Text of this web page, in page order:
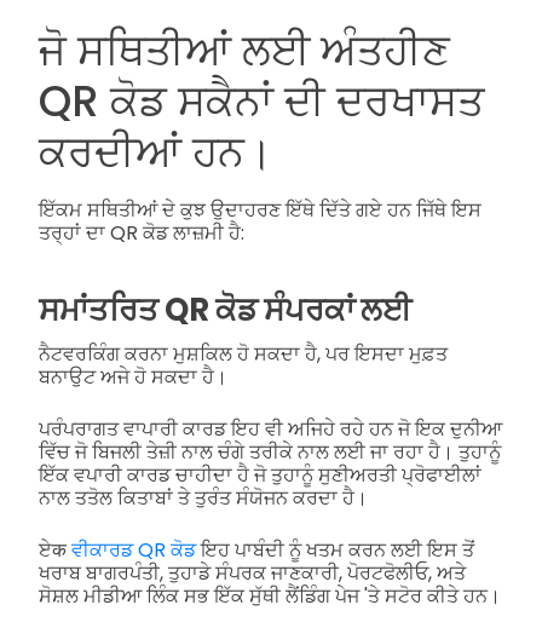
ਜੋ ਸਥਿਤੀਆਂ ਲਈ ਅੰਤਹੀਣ
QR ਕੋਡ ਸਕੈਨਾਂ ਦੀ ਦਰਖਾਸਤ
ਕਰਦੀਆਂ ਹਨ।
ਇੱਕਮ ਸਥਿਤੀਆਂ ਦੇ ਕੁਝ ਉਦਾਹਰਣ ਇੱਥੇ ਦਿੱਤੇ ਗਏ ਹਨ ਜਿੱਥੇ ਇਸ
ਤਰ੍ਹਾਂ ਦਾ QR ਕੋਡ ਲਾਜ਼ਮੀ ਹੈ:
ਸਮਾਂਤਰਿਤ QR ਕੋਡ ਸੰਪਰਕਾਂ ਲਈ
ਨੈਟਵਰਕਿੰਗ ਕਰਨਾ ਮੁਸ਼ਕਿਲ ਹੋ ਸਕਦਾ ਹੈ, ਪਰ ਇਸਦਾ ਮੁਫ਼ਤ
ਬਨਾਉਟ ਅਜੇ ਹੋ ਸਕਦਾ ਹੈ।
ਪਰੰਪਰਾਗਤ ਵਾਪਾਰੀ ਕਾਰਡ ਇਹ ਵੀ ਅਜਿਹੇ ਰਹੇ ਹਨ ਜੋ ਇਕ ਦੁਨੀਆ
ਵਿੱਚ ਜੋ ਬਿਜਲੀ ਤੇਜ਼ੀ ਨਾਲ ਚੰਗੇ ਤਰੀਕੇ ਨਾਲ ਲਈ ਜਾ ਰਹਾ ਹੈ। ਤੁਹਾਨੂੰ
ਇੱਕ ਵਪਾਰੀ ਕਾਰਡ ਚਾਹੀਦਾ ਹੈ ਜੋ ਤੁਹਾਨੂੰ ਸੁਣੀਅਰਤੀ ਪ੍ਰੋਫਾਈਲਾਂ
ਨਾਲ ਤਤੋਲ ਕਿਤਾਬਾਂ ਤੇ ਤੁਰੰਤ ਸੰਯੋਜਨ ਕਰਦਾ ਹੈ।
ਏकਵੀਕਾਰਡ QR ਕੋਡਇਹ ਪਾਬੰਦੀ ਨੂੰ ਖਤਮ ਕਰਨ ਲਈ ਇਸ ਤੋਂ
ਖਰਾਬ ਬਾਗਰਪੰਤੀ, ਤੁਹਾਡੇ ਸੰਪਰਕ ਜਾਣਕਾਰੀ, ਪੋਰਟਫੋਲੀਓ, ਅਤੇ
ਸੋਸ਼ਲ ਮੀਡੀਆ ਲਿੰਕ ਸਭ ਇੱਕ ਸੁੱਥੀ ਲੈਂਡਿੰਗ ਪੇਜ 'ਤੇ ਸਟੋਰ ਕੀਤੇ ਹਨ।